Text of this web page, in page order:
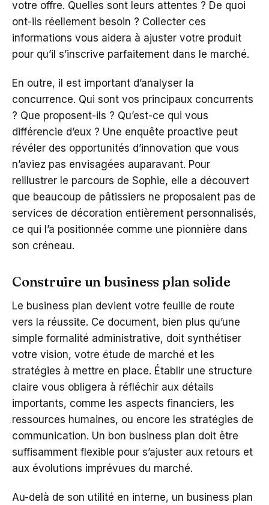
votre offre. Quelles sont leurs attentes ? De quoi
ont-ils réellement besoin ? Collecter ces
informations vous aidera à ajuster votre produit
pour qu’il s’inscrive parfaitement dans le marché.
En outre, il est important d’analyser la
concurrence. Qui sont vos principaux concurrents
? Que proposent-ils ? Qu’est-ce qui vous
différencie d’eux ? Une enquête proactive peut
révéler des opportunités d’innovation que vous
n’aviez pas envisagées auparavant. Pour
reillustrer le parcours de Sophie, elle a découvert
que beaucoup de pâtissiers ne proposaient pas de
services de décoration entièrement personnalisés,
ce qui l’a positionnée comme une pionnière dans
son créneau.
Construire un business plan solide
Le business plan devient votre feuille de route
vers la réussite. Ce document, bien plus qu’une
simple formalité administrative, doit synthétiser
votre vision, votre étude de marché et les
stratégies à mettre en place. Établir une structure
claire vous obligera à réfléchir aux détails
importants, comme les aspects financiers, les
ressources humaines, ou encore les stratégies de
communication. Un bon business plan doit être
suffisamment flexible pour s’ajuster aux retours et
aux évolutions imprévues du marché.
Au-delà de son utilité en interne, un business plan